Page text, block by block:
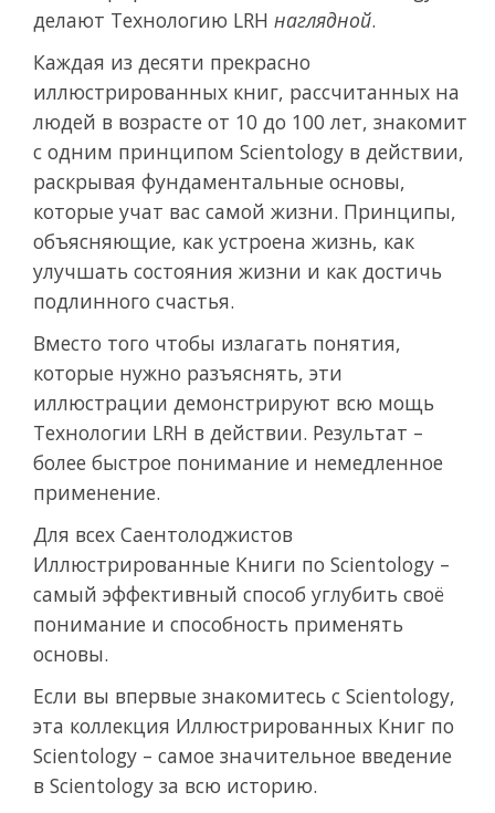
делают Технологию LRH наглядной.
Каждая из десяти прекрасно
иллюстрированных книг, рассчитанных на
людей в возрасте от 10 до 100 лет, знакомит
с одним принципом Scientology в действии,
раскрывая фундаментальные основы,
которые учат вас самой жизни. Принципы,
объясняющие, как устроена жизнь, как
улучшать состояния жизни и как достичь
подлинного счастья.
Вместо того чтобы излагать понятия,
которые нужно разъяснять, эти
иллюстрации демонстрируют всю мощь
Технологии LRH в действии. Результат –
более быстрое понимание и немедленное
применение.
Для всех Саентолоджистов
Иллюстрированные Книги по Scientology –
самый эффективный способ углубить своё
понимание и способность применять
основы.
Если вы впервые знакомитесь с Scientology,
эта коллекция Иллюстрированных Книг по
Scientology – самое значительное введение
в Scientology за всю историю.